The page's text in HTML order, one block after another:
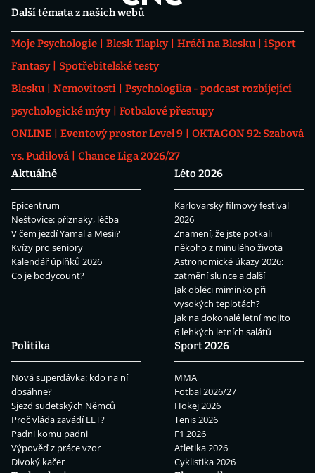
Další témata z našich webů
Moje Psychologie Blesk Tlapky Hráči na Blesku
iSport
Fantasy
Spotřebitelské testy
Blesku
Nemovitosti
Psychologika - podcast rozbíjející
psychologické mýty
Fotbalové přestupy
ONLINE
Eventový prostor Level 9
OKTAGON 92: Szabová
vs. Pudilová
Chance Liga 2026/27
Aktuálně
Epicentrum
Neštovice: příznaky, léčba
V čem jezdí Yamal a Mesii?
Kvízy pro seniory
Kalendář úplňků 2026
Co je bodycount?
Léto 2026
Karlovarský filmový festival
2026
Znamení, že jste potkali
někoho z minulého života
Astronomické úkazy 2026:
zatmění slunce a další
Jak obléci miminko při
vysokých teplotách?
Jak na dokonalé letní mojito
6 lehkých letních salátů
Politika
Nová superdávka: kdo na ní
dosáhne?
Sjezd sudetských Němců
Proč vláda zavádí EET?
Padni komu padni
Výpověď z práce vzor
Divoký kačer
Sport 2026
MMA
Fotbal 2026/27
Hokej 2026
Tenis 2026
F1 2026
Atletika 2026
Cyklistika 2026